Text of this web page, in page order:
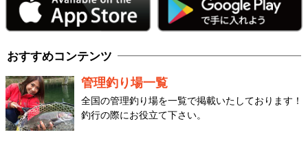
おすすめコンテンツ
管理釣り場一覧
全国の管理釣り場を一覧で掲載いたしております！
釣行の際にお役立て下さい。